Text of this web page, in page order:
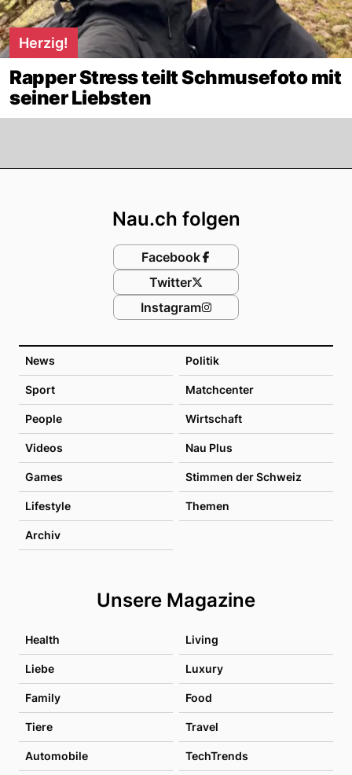
Herzig!
Rapper Stress teilt Schmusefoto mit
seiner Liebsten
News Politik
Sport Matchcenter
People Wirtschaft
Videos Nau Plus
Games Stimmen der Schweiz
Lifestyle Themen
Archiv
Unsere Magazine
Health Living
Liebe Luxury
Family Food
Tiere Travel
Automobile TechTrends
Nau.ch folgen
Facebook
Twitter
Instagram